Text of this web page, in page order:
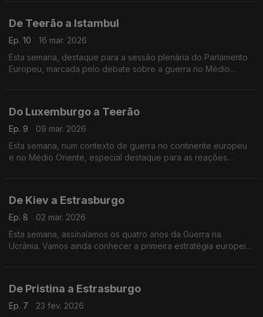
De Teerão a Istambul
Ep. 10
16 mar. 2026
Esta semana, destaque para a sessão plenária do Parlamento
Europeu, marcada pelo debate sobre a guerra no Médio
Do Luxemburgo a Teerão
Ep. 9
09 mar. 2026
Esta semana, num contexto de guerra no continente europeu
e no Médio Oriente, especial destaque para as reações
De Kiev a Estrasburgo
Ep. 8
02 mar. 2026
Esta semana, assinalamos os quatro anos da Guerra na
Ucrânia. Vamos ainda conhecer a primeira estratégia europeia
De Pristina a Estrasburgo
Ep. 7
23 fev. 2026